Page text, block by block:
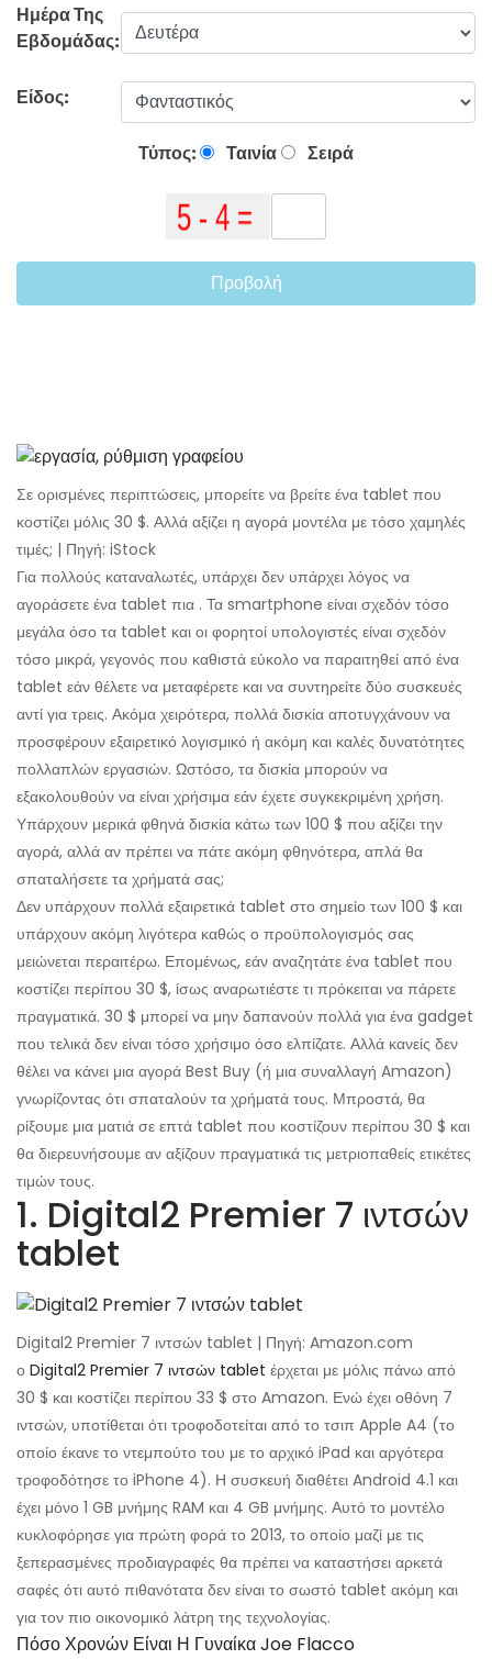
Ημέρα Της
Εβδομάδας:
Είδος:
Τύπος: Ταινία Σειρά
Προβολή
Σε ορισμένες περιπτώσεις, μπορείτε να βρείτε ένα tablet που
κοστίζει μόλις 30 $. Αλλά αξίζει η αγορά μοντέλα με τόσο χαμηλές
τιμές; | Πηγή: iStock
Για πολλούς καταναλωτές, υπάρχει δεν υπάρχει λόγος να
αγοράσετε ένα tablet πια . Τα smartphone είναι σχεδόν τόσο
μεγάλα όσο τα tablet και οι φορητοί υπολογιστές είναι σχεδόν
τόσο μικρά, γεγονός που καθιστά εύκολο να παραιτηθεί από ένα
tablet εάν θέλετε να μεταφέρετε και να συντηρείτε δύο συσκευές
αντί για τρεις. Ακόμα χειρότερα, πολλά δισκία αποτυγχάνουν να
προσφέρουν εξαιρετικό λογισμικό ή ακόμη και καλές δυνατότητες
πολλαπλών εργασιών. Ωστόσο, τα δισκία μπορούν να
εξακολουθούν να είναι χρήσιμα εάν έχετε συγκεκριμένη χρήση.
Υπάρχουν μερικά φθηνά δισκία κάτω των 100 $ που αξίζει την
αγορά, αλλά αν πρέπει να πάτε ακόμη φθηνότερα, απλά θα
σπαταλήσετε τα χρήματά σας;
Δεν υπάρχουν πολλά εξαιρετικά tablet στο σημείο των 100 $ και
υπάρχουν ακόμη λιγότερα καθώς ο προϋπολογισμός σας
μειώνεται περαιτέρω. Επομένως, εάν αναζητάτε ένα tablet που
κοστίζει περίπου 30 $, ίσως αναρωτιέστε τι πρόκειται να πάρετε
πραγματικά. 30 $ μπορεί να μην δαπανούν πολλά για ένα gadget
που τελικά δεν είναι τόσο χρήσιμο όσο ελπίζατε. Αλλά κανείς δεν
θέλει να κάνει μια αγορά Best Buy (ή μια συναλλαγή Amazon)
γνωρίζοντας ότι σπαταλούν τα χρήματά τους. Μπροστά, θα
ρίξουμε μια ματιά σε επτά tablet που κοστίζουν περίπου 30 $ και
θα διερευνήσουμε αν αξίζουν πραγματικά τις μετριοπαθείς ετικέτες
τιμών τους.
1. Digital2 Premier 7 ιντσών
tablet
Digital2 Premier 7 ιντσών tablet | Πηγή: Amazon.com
ο Digital2 Premier 7 ιντσών tablet έρχεται με μόλις πάνω από
30 $ και κοστίζει περίπου 33 $ στο Amazon. Ενώ έχει οθόνη 7
ιντσών, υποτίθεται ότι τροφοδοτείται από το τσιπ Apple A4 (το
οποίο έκανε το ντεμπούτο του με το αρχικό iPad και αργότερα
τροφοδότησε το iPhone 4). Η συσκευή διαθέτει Android 4.1 και
έχει μόνο 1 GB μνήμης RAM και 4 GB μνήμης. Αυτό το μοντέλο
κυκλοφόρησε για πρώτη φορά το 2013, το οποίο μαζί με τις
ξεπερασμένες προδιαγραφές θα πρέπει να καταστήσει αρκετά
σαφές ότι αυτό πιθανότατα δεν είναι το σωστό tablet ακόμη και
για τον πιο οικονομικό λάτρη της τεχνολογίας.
Πόσο Χρονών Είναι Η Γυναίκα Joe Flacco